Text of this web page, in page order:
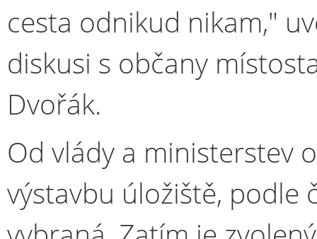
cesta odnikud nikam,"
diskusi s občany
Dvořák.
Od vlády a ministerstev
výstavbu úložiště, podle